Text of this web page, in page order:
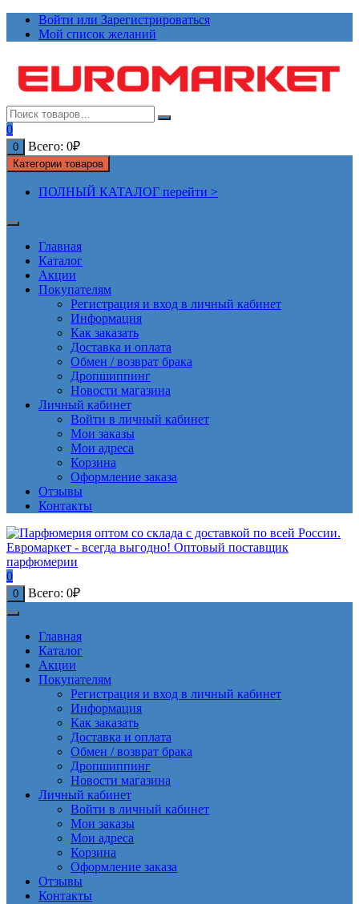
ПерейтиВойти или Зарегистрироваться
Мой список желаний
0
0 Всего: 0₽
Категории товаров
ПОЛНЫЙ КАТАЛОГ перейти >
Главная
Каталог
Акции
Покупателям
Регистрация и вход в личный кабинет
Информация
Как заказать
Доставка и оплата
Обмен / возврат брака
Дропшиппинг
Новости магазина
Личный кабинет
Войти в личный кабинет
Мои заказы
Мои адреса
Корзина
Оформление заказа
Отзывы
Контакты
0
0 Всего: 0₽
Главная
Каталог
Акции
Покупателям
Регистрация и вход в личный кабинет
Информация
Как заказать
Доставка и оплата
Обмен / возврат брака
Дропшиппинг
Новости магазина
Личный кабинет
Войти в личный кабинет
Мои заказы
Мои адреса
Корзина
Оформление заказа
Отзывы
Контакты